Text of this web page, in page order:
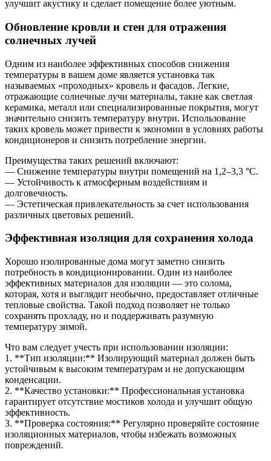
улучшит акустику и сделает помещение более уютным.
Обновление кровли и стен для отражения
солнечных лучей
Одним из наиболее эффективных способов снижения
температуры в вашем доме является установка так
называемых «проходных» кровель и фасадов. Легкие,
отражающие солнечные лучи материалы, такие как светлая
керамика, металл или специализированные покрытия, могут
значительно снизить температуру внутри. Использование
таких кровель может привести к экономии в условиях работы
кондиционеров и снизить потребление энергии.
Преимущества таких решений включают:
— Снижение температуры внутри помещений на 1,2–3,3 °C.
— Устойчивость к атмосферным воздействиям и
долговечность.
— Эстетическая привлекательность за счет использования
различных цветовых решений.
Эффективная изоляция для сохранения холода
Хорошо изолированные дома могут заметно снизить
потребность в кондиционировании. Один из наиболее
эффективных материалов для изоляции — это солома,
которая, хотя и выглядит необычно, предоставляет отличные
тепловые свойства. Такой подход позволяет не только
сохранять прохладу, но и поддерживать разумную
температуру зимой.
Что вам следует учесть при использовании изоляции:
1. **Тип изоляции:** Изолирующий материал должен быть
устойчивым к высоким температурам и не допускающим
конденсации.
2. **Качество установки:** Профессиональная установка
гарантирует отсутствие мостиков холода и улучшит общую
эффективность.
3. **Проверка состояния:** Регулярно проверяйте состояние
изоляционных материалов, чтобы избежать возможных
повреждений.